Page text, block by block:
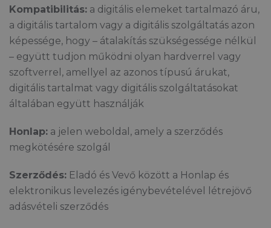
Kompatibilitás: a digitális elemeket tartalmazó áru,
a digitális tartalom vagy a digitális szolgáltatás azon
képessége, hogy – átalakítás szükségessége nélkül
– együtt tudjon működni olyan hardverrel vagy
szoftverrel, amellyel az azonos típusú árukat,
digitális tartalmat vagy digitális szolgáltatásokat
általában együtt használják
Honlap: a jelen weboldal, amely a szerződés
megkötésére szolgál
Szerződés: Eladó és Vevő között a Honlap és
elektronikus levelezés igénybevételével létrejövő
adásvételi szerződés